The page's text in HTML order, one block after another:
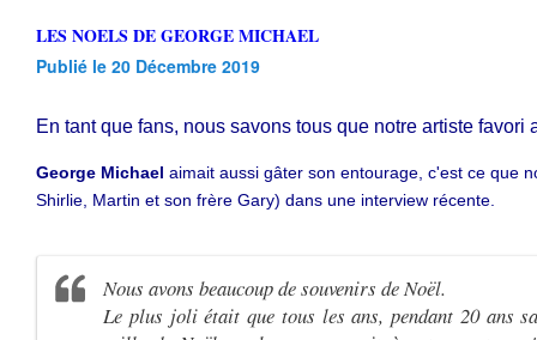
LES NOELS DE GEORGE MICHAEL
Publié le 20 Décembre 2019
En tant que fans, nous savons tous que notre artiste favori
George Michael aimait aussi gâter son entourage, c'est ce que
Shirlie, Martin et son frère Gary) dans une interview récente.
Nous avons beaucoup de souvenirs de Noël.
Le plus joli était que tous les ans, pendant 20 ans